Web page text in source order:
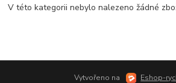
V této kategorii nebylo nalezeno žádné
Vytvořeno na Eshop-